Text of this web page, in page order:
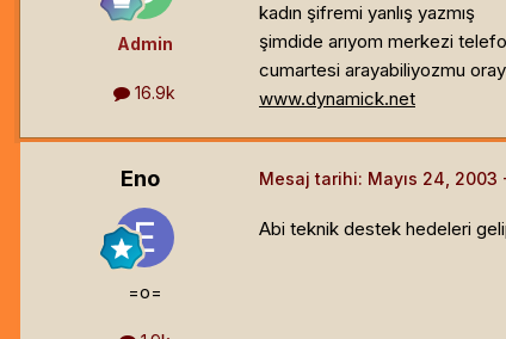
Admin
16.9k
kadın şifremi yanlış yazmış
şimdide arıyom merkezi
cumartesi arayabiliyozmu
www.dynamick.net
Eno
=o=
Mesaj tarihi: Mayıs 24, 2003
Abi teknik destek hedeleri